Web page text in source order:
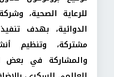
للرعاية الصحية،
الدوائية، بهدف
مشتركة، وتنظيم
والمشاركة في بعض